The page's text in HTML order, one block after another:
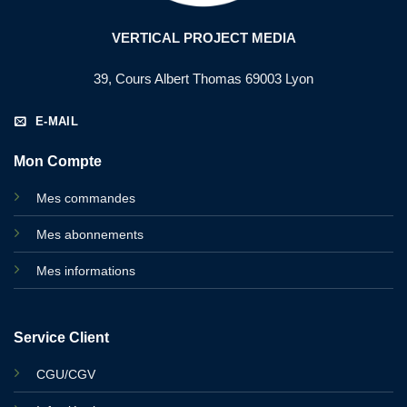
VERTICAL PROJECT MEDIA
39, Cours Albert Thomas 69003 Lyon
E-MAIL
Mon Compte
Mes commandes
Mes abonnements
Mes informations
Service Client
CGU/CGV